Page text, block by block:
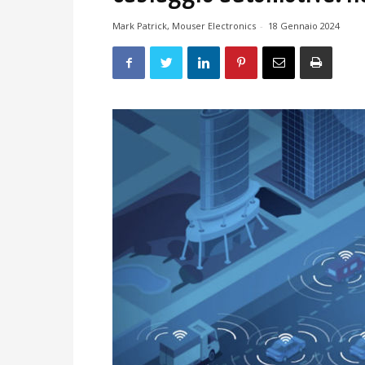
Mark Patrick, Mouser Electronics - 18 Gennaio 2024